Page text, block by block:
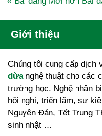
Giới thiệu
Chúng tôi cung cấp dịch
dừanghệ thuật cho các
trường học. Nghệ nhân
hội nghị, triển lãm, sự
Nguyên Đán, Tết Trung
sinh nhật …